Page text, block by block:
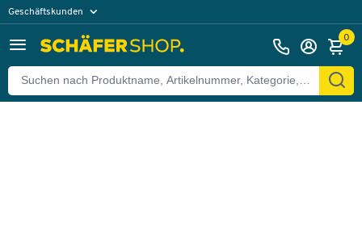
Geschäftskunden
0
Zurück